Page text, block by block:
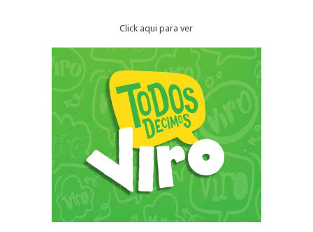
Click aqui para ver